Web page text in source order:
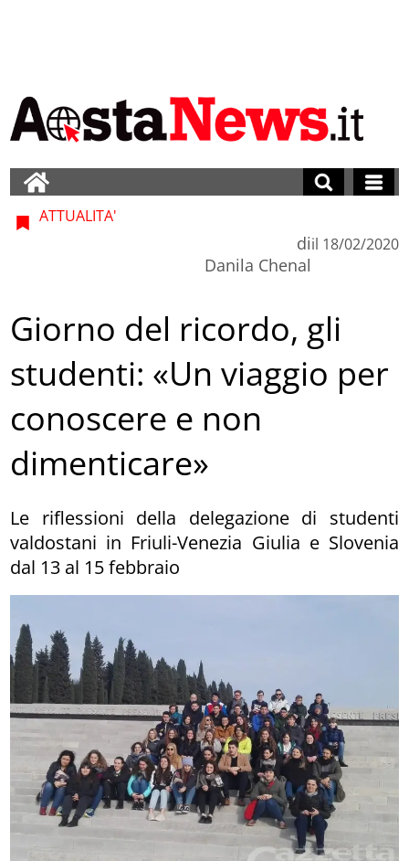
ATTUALITA'
di
Danila Chenal
il 18/02/2020
Giorno del ricordo, gli
studenti: «Un viaggio per
conoscere e non
dimenticare»
Le riflessioni della delegazione di studenti
valdostani in Friuli-Venezia Giulia e Slovenia
dal 13 al 15 febbraio